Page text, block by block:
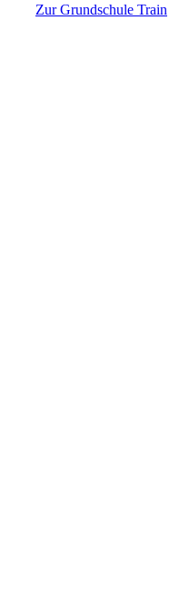
Zur Grundschule Train